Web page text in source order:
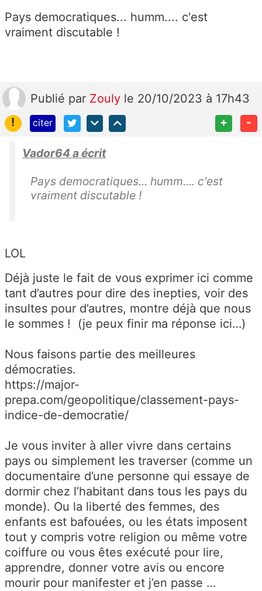
Pays democratiques... humm.... c'est
vraiment discutable !
Publié par Zouly le 20/10/2023 à 17h43
!
citer + -
Vador64 a écrit
Pays democratiques... humm.... c'est
vraiment discutable !
LOL
Déjà juste le fait de vous exprimer ici comme
tant d’autres pour dire des inepties, voir des
insultes pour d’autres, montre déjà que nous
le sommes ! (je peux finir ma réponse ici…)
Nous faisons partie des meilleures
démocraties.
https://major-
prepa.com/geopolitique/classement-pays-
indice-de-democratie/
Je vous inviter à aller vivre dans certains
pays ou simplement les traverser (comme un
documentaire d’une personne qui essaye de
dormir chez l’habitant dans tous les pays du
monde). Ou la liberté des femmes, des
enfants est bafouées, ou les états imposent
tout y compris votre religion ou même votre
coiffure ou vous êtes exécuté pour lire,
apprendre, donner votre avis ou encore
mourir pour manifester et j’en passe …